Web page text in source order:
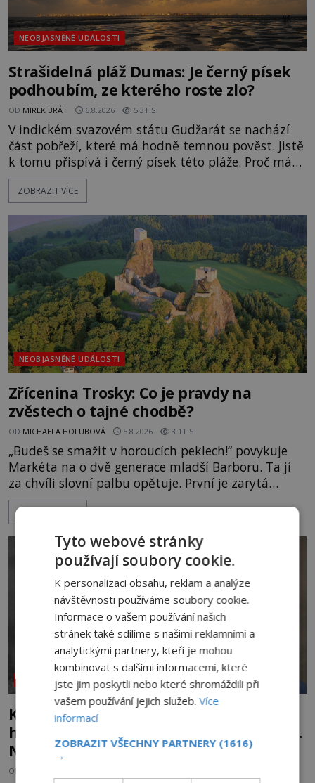
NEOBJASNĚNÉ UDÁLOSTI
Strašidelná pláž Dumas: Je černý písek
podhoubím, ze kterého roste zlo?
OD MIREK BRÁT 6.8.2026 5.3TIS
V indickém svazovém státu Gudžarát se nachází
část pobřeží, které má hodně temnou pověst. Jistě
k tomu přispívá i černý písek této pláže. Proč má
pláž takové netypické zbarvení? Nakolik jsou
pravdivé historky, že zde došlo k nevysvětlitelným
následovat. Vstupujeme na pláž Dumas ve městě
Surat. Gu
ZOBRAZIT VÍCE
NEOBJASNĚNÉ UDÁLOSTI
Zřícenina Trosky: Co je pravdy na
zvěstech o tajné chodbě?
OD MICHAELA HOLUBOVÁ 5.8.2026 3.1TIS
„Budeš se smažit v horoucích peklech!“ povykuje
Markéta na o dvě generace mladší Barboru. Ta jí
za chvíli slovní palbu opětuje. První je zarytá
katolička, druhá přesvědčená kališnice. A každá z
nich se usídlí na jedné z věží slavného hradu
mezi vůdce protihusitského boje. Za manželku má
skutečně jistou
ZOBRAZIT VÍCE
NEOBJASNĚNÉ UDÁLOSTI
Kletba Tamerlánovy hrobky: Otevřeli
hrob a za dva dny začala invaze do SSSR.
Náhoda, nebo varování?
OD
Tyto webové stránky
používají soubory cookie.
K personalizaci obsahu, reklam a analýze
návštěvnosti používáme soubory cookie.
Informace o vašem používání našich
stránek také sdílíme s našimi reklamními a
analytickými partnery, kteří je mohou
kombinovat s dalšími informacemi, které
jste jim poskytli nebo které shromáždili při
vašem používání jejich služeb.Více
informací
ZOBRAZIT VŠECHNY PARTNERY (1616)
→